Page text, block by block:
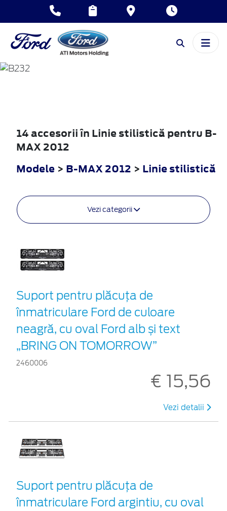
B-MAX
14 accesorii în Linie stilistică pentru B-
MAX 2012
Modele > B-MAX 2012 > Linie stilistică
Vezi categorii
Suport pentru plăcuța de
înmatriculare Ford de culoare
neagră, cu oval Ford alb și text
„BRING ON TOMORROW”
2460006
€ 15,56
Vezi detalii
Suport pentru plăcuța de
înmatriculare Ford argintiu, cu oval